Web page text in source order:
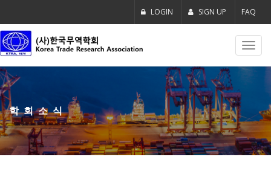
LOGIN SIGN UP FAQ
학회소식